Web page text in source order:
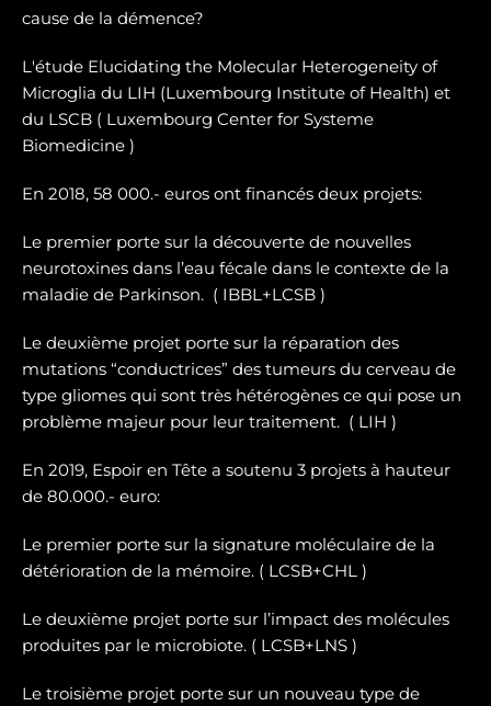
cause de la démence?
L'étude Elucidating the Molecular Heterogeneity of
Microglia du LIH (Luxembourg Institute of Health) et
du LSCB ( Luxembourg Center for Systeme
Biomedicine )
En 2018, 58 000.- euros ont financés deux projets:
Le premier porte sur la découverte de nouvelles
neurotoxines dans l’eau fécale dans le contexte de la
maladie de Parkinson. ( IBBL+LCSB )
Le deuxième projet porte sur la réparation des
mutations “conductrices” des tumeurs du cerveau de
type gliomes qui sont très hétérogènes ce qui pose un
problème majeur pour leur traitement. ( LIH )
En 2019, Espoir en Tête a soutenu 3 projets à hauteur
de 80.000.- euro:
Le premier porte sur la signature moléculaire de la
détérioration de la mémoire. ( LCSB+CHL )
Le deuxième projet porte sur l’impact des molécules
produites par le microbiote. ( LCSB+LNS )
Le troisième projet porte sur un nouveau type de